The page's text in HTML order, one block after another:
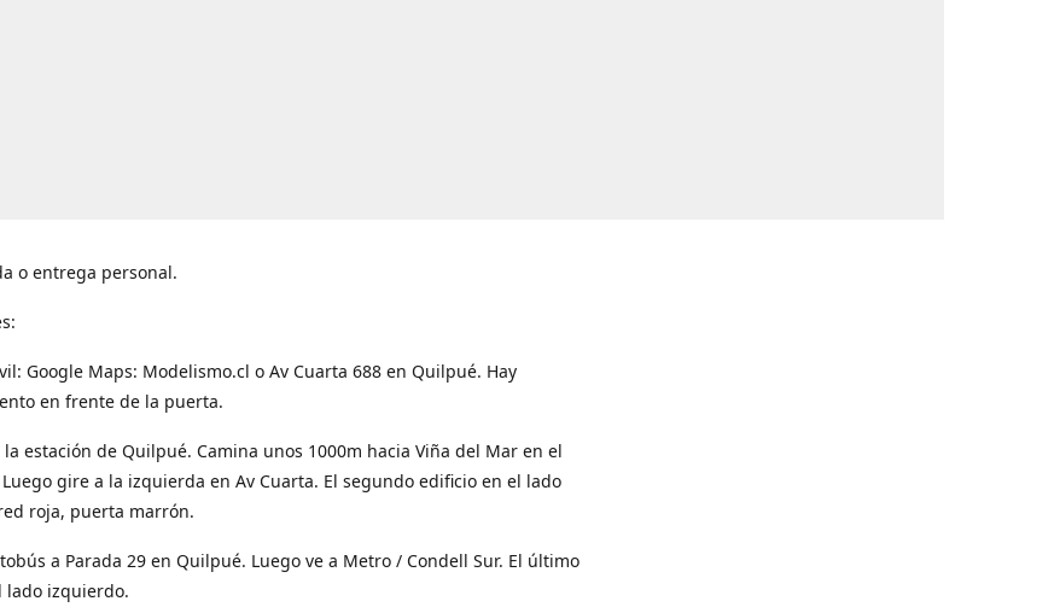
o entrega personal.
Google Maps: Modelismo.cl o Av Cuarta 688 en Quilpué. Hay
en frente de la puerta.
estación de Quilpué. Camina unos 1000m hacia Viña del Mar en el
Luego gire a la izquierda en Av Cuarta. El segundo edificio en el lado
roja, puerta marrón.
a Parada 29 en Quilpué. Luego ve a Metro / Condell Sur. El último
lado izquierdo.